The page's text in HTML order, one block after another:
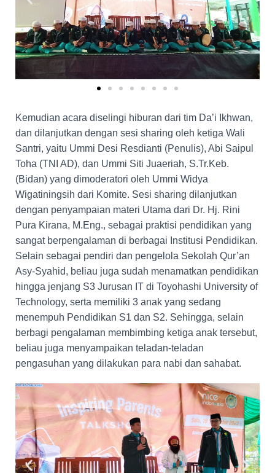
Kemudian acara diselingi hiburan dari tim Da’i Ikhwan,
dan dilanjutkan dengan sesi sharing oleh ketiga Wali
Santri, yaitu Ummi Desi Resdianti (Penulis), Abi Saipul
Toha (TNI AD), dan Ummi Siti Juaeriah, S.Tr.Keb.
(Bidan) yang dimoderatori oleh Ummi Widya
Wigatiningsih dari Komite. Sesi sharing dilanjutkan
dengan penyampaian materi Utama dari Dr. Hj. Rini
Pura Kirana, M.Eng., sebagai praktisi pendidikan yang
sangat berpengalaman di berbagai Institusi Pendidikan.
Selain sebagai pendiri dan pengelola Sekolah Qur’an
Asy-Syahid, beliau juga sudah menamatkan pendidikan
hingga jenjang S3 Jurusan IT di Toyohashi University of
Technology, serta memiliki 3 anak yang sedang
menempuh Pendidikan S1 dan S2. Sehingga, selain
berbagi pengalaman membimbing ketiga anak tersebut,
beliau juga menyampaikan teladan-teladan
pengasuhan yang dilakukan para nabi dan sahabat.